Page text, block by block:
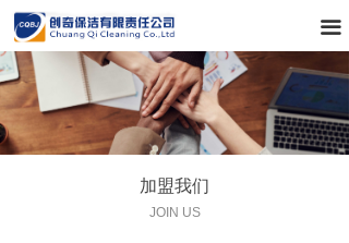
끀
加盟我们
JOIN US